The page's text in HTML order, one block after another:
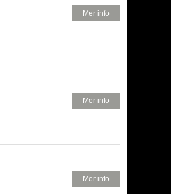
Mer info
Mer info
Mer info